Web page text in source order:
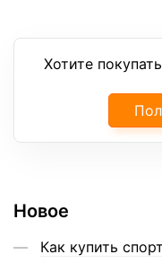
Хотите
Новое
Как купить